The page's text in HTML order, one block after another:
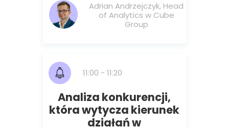
Adrian Andrzejczyk, Head
of Analytics w Cube
Group
Analiza konkurencji,
która wytycza kierunek
działań w
11:00 - 11:20